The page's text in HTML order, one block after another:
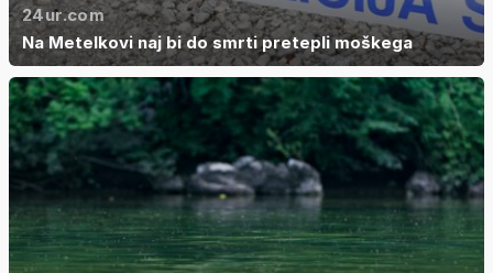
24ur.com
Na Metelkovi naj bi do smrti pretepli moškega